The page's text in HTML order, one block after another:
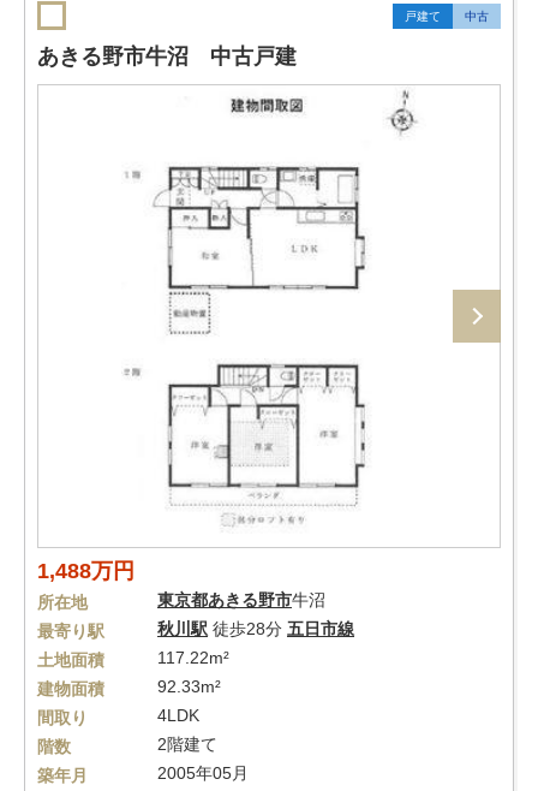
戸建て 中古
あきる野市牛沼 中古戸建
1,488万円
所在地 東京都あきる野市牛沼
最寄り駅
秋川駅 徒歩28分 五日市線
土地面積
117.22m²
建物面積
92.33m²
間取り
4LDK
階数
2階建て
築年月
2005年05月